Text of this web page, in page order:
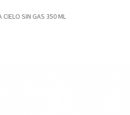
CIELO SIN GAS 350 ML